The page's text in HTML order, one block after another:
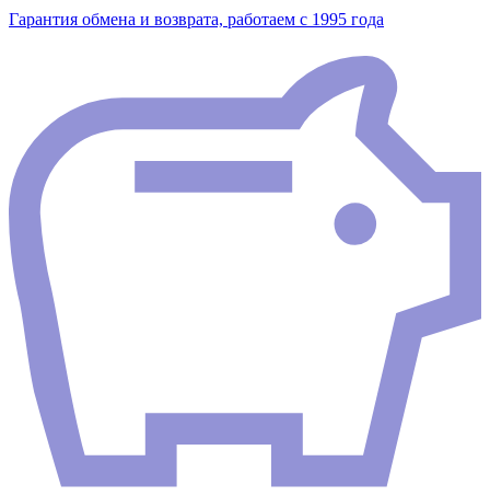
Гарантия обмена и возврата, работаем с 1995 года